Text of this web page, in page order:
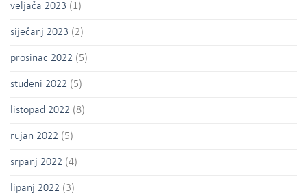
veljača 2023 (1)
siječanj 2023 (2)
prosinac 2022 (5)
studeni 2022 (5)
listopad 2022 (8)
rujan 2022 (5)
srpanj 2022 (4)
lipanj 2022 (3)